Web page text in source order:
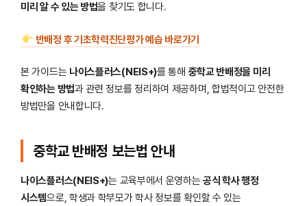
미리 알 수 있는 방법을 찾기도 합니다.
반배정 후 기초학력진단평가 예습 바로가기
본 가이드는 나이스플러스(NEIS+)를 통해 중학교 반배정을 미리
확인하는 방법과 관련 정보를 정리하여 제공하며, 합법적이고 안전한
방법만을 안내합니다.
중학교 반배정 보는법 안내
나이스플러스(NEIS+)는 교육부에서 운영하는공식 학사 행정
시스템으로, 학생과 학부모가 학사 정보를 확인할 수 있는